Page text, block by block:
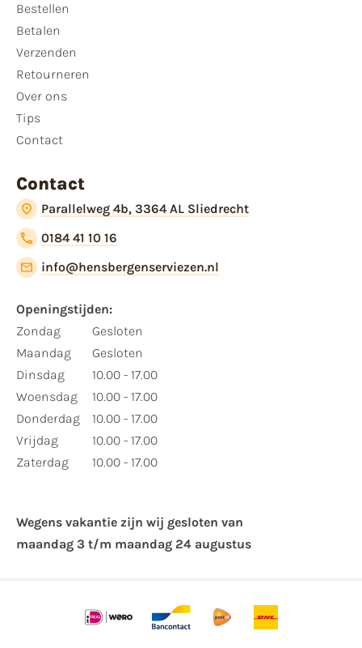
Bestellen
Betalen
Verzenden
Retourneren
Over ons
Tips
Contact
Contact
Parallelweg 4b, 3364 AL Sliedrecht
0184 41 10 16
info@hensbergenserviezen.nl
Openingstijden:
Zondag
Maandag
Dinsdag
Woensdag
Donderdag
Vrijdag
Zaterdag
Gesloten
Gesloten
10.00 - 17.00
10.00 - 17.00
10.00 - 17.00
10.00 - 17.00
10.00 - 17.00
Wegens vakantie zijn wij gesloten van ​
maandag 3 t/m maandag 24 augustus